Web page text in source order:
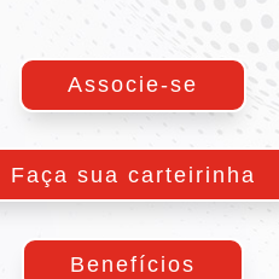
Associe-se
Faça sua carteirinha
Benefícios